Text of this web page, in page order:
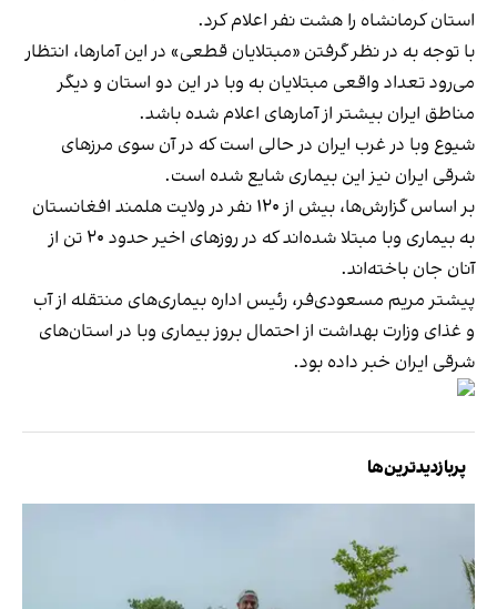
استان کرمانشاه را هشت نفر اعلام کرد.
با توجه به در نظر گرفتن «مبتلایان قطعی» در این آمارها، انتظار
می‌رود تعداد واقعی مبتلایان به وبا در این دو استان و دیگر
مناطق ایران بیشتر از آمارهای اعلام شده باشد.
شیوع وبا در غرب ایران در حالی است که در آن سوی مرزهای
شرقی ایران نیز این بیماری شایع شده است.
بر اساس گزارش‌ها، بیش از ۱۲۰ نفر در ولایت هلمند افغانستان
به بیماری وبا مبتلا شده‌اند که در روزهای اخیر حدود ۲۰ تن از
آنان جان باخته‌اند.
پیشتر مریم مسعودی‌فر، رئیس اداره بیماری‌های منتقله از آب
و غذای وزارت بهداشت از احتمال بروز بیماری وبا در استان‌های
شرقی ایران خبر داده بود.
پربازدیدترین‌ها